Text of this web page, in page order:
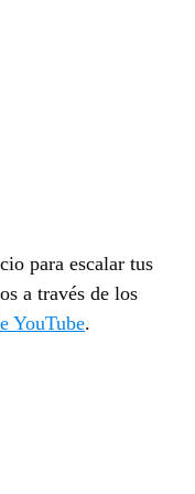
para escalar tus
a través de los
YouTube.